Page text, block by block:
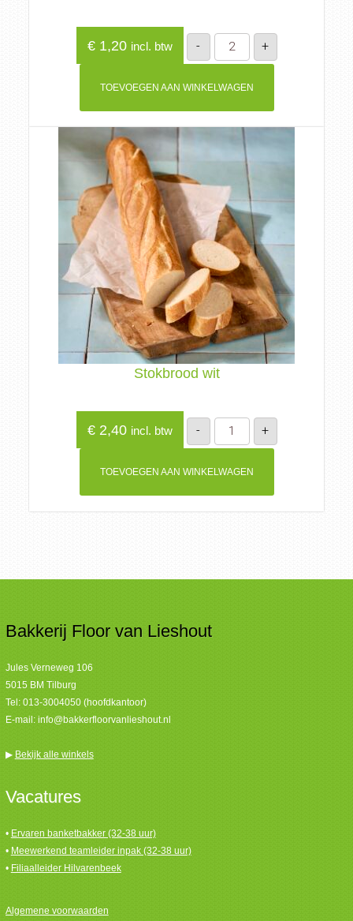
€1,20 incl. btw -
Eierkoek
choco-
drups
+
TOEVOEGEN AAN WINKELWAGEN
Stokbrood wit
€2,40 incl. btw -
Stokbrood
aantal
+
TOEVOEGEN AAN WINKELWAGEN
Bakkerij Floor van Lieshout
Jules Verneweg 106
5015 BM Tilburg
Tel: 013-3004050 (hoofdkantoor)
E-mail: info@bakkerfloorvanlieshout.nl
▶ Bekijk alle winkels
Vacatures
• Ervaren banketbakker (32-38 uur)
• Meewerkend teamleider inpak (32-38 uur)
• Filiaalleider Hilvarenbeek
Algemene voorwaarden